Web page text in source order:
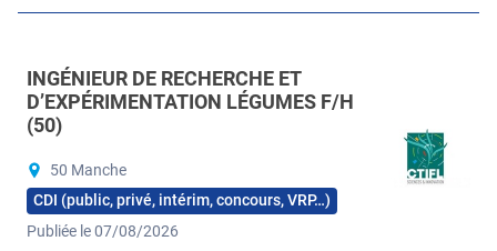
INGÉNIEUR DE RECHERCHE ET
D’EXPÉRIMENTATION LÉGUMES F/H
(50)
50 Manche
CDI (public, privé, intérim, concours, VRP…)
Publiée le 07/08/2026